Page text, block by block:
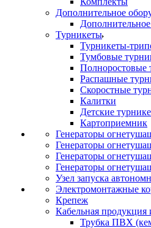
Дополнительное
Турникеты
Турникеты-
Тумбовые
Полноростовые
Распашные
Скоростные
Калитки
Детские
Картоприемник
Генераторы
Генераторы
Генераторы
Генераторы
Узел запуска
Электромонтажные
Крепеж
Кабельная продукция
Трубка ПВХ